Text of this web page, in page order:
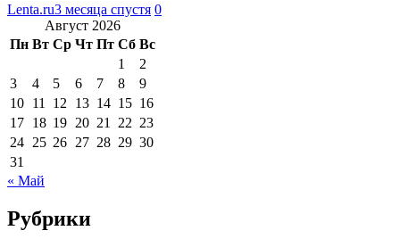
Lenta.ru3 месяца спустя 0
Август 2026
Пн Вт Ср Чт Пт Сб Вс
1
2
3
4 5 6 7 8
9
10 11 12 13 14 15 16
17 18 19 20 21 22 23
24 25 26 27 28 29 30
31
« Май
Рубрики